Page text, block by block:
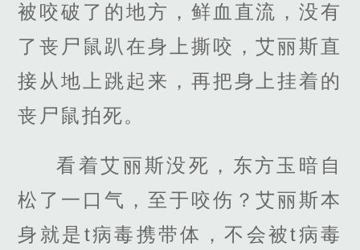
被咬破了的地方，鲜血直流，没有
了丧尸鼠趴在身上撕咬，艾丽斯直
接从地上跳起来，再把身上挂着的
丧尸鼠拍死。
看着艾丽斯没死，东方玉暗自
松了一口气，至于咬伤？艾丽斯本
身就是t病毒携带体，不会被t病毒